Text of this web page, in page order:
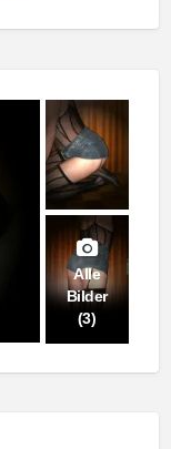
Alle
Bilder
(3)